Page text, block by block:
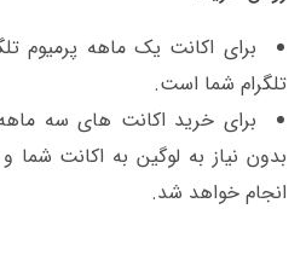
برای اکانت یک ماهه پرمیوم
تلگرام شما است.
برای خرید اکانت های سه
بدون نیاز به لوگین به اکانت
انجام خواهد شد.